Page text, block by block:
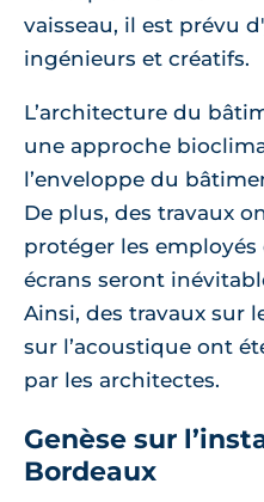
vaisseau, il est prévu
ingénieurs et créatifs.
L’architecture du
une approche
l’enveloppe du
De plus, des travaux
protéger les
écrans seront
Ainsi, des travaux sur
sur l’acoustique ont
par les architectes.
Genèse sur
Bordeaux